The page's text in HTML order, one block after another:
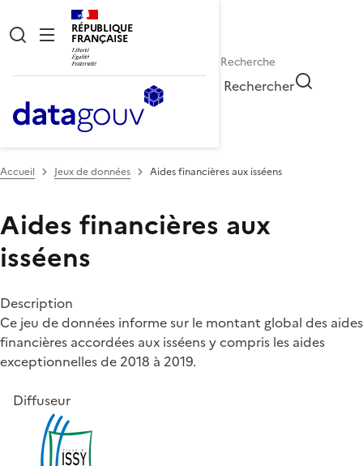
RÉPUBLIQUE
FRANÇAISE
Rechercher
Accueil Jeux de données Aides financières aux isséens
Aides financières aux
isséens
Description
Ce jeu de données informe sur le montant global des aides
financières accordées aux isséens y compris les aides
exceptionnelles de 2018 à 2019.
Diffuseur